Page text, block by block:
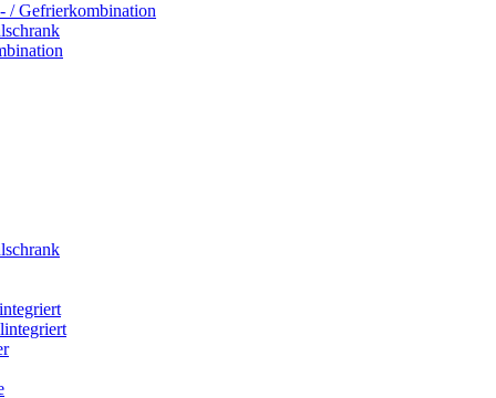
/ Gefrierkombination